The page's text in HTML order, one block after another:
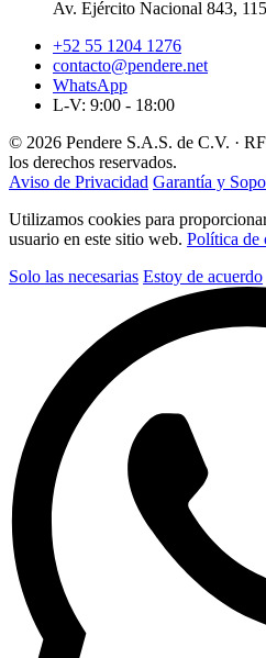
Av. Ejército Nacional 843,
+52 55 1204 1276
contacto@pendere.net
WhatsApp
L-V: 9:00 - 18:00
© 2026 Pendere S.A.S. de C.V. ·
los derechos reservados.
Aviso de Privacidad Garantía y
Utilizamos cookies para
usuario en este sitio web. Política de
Solo las necesarias Estoy de acuerdo